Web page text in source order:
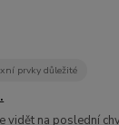
prvky důležité
vidět na poslední